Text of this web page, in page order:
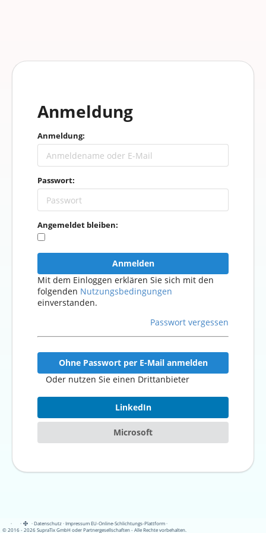
Anmeldung
Anmeldung:
Passwort:
Angemeldet bleiben:
Anmelden
Mit dem Einloggen erklären Sie sich mit den
folgenden Nutzungsbedingungen
einverstanden.
Passwort vergessen
Ohne Passwort per E-Mail anmelden
Oder nutzen Sie einen Drittanbieter
LinkedIn
Microsoft
· · ·Datenschutz·Impressum EU-Online-Schlichtungs-Plattform·
© 2016 - 2026 SupraTix GmbH oder Partnergesellschaften - Alle Rechte vorbehalten.